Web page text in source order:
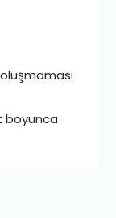
oluşmaması
boyunca